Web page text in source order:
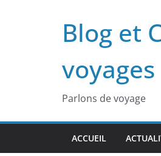
Blog et
voyages
Parlons de voyage
ACCUEIL